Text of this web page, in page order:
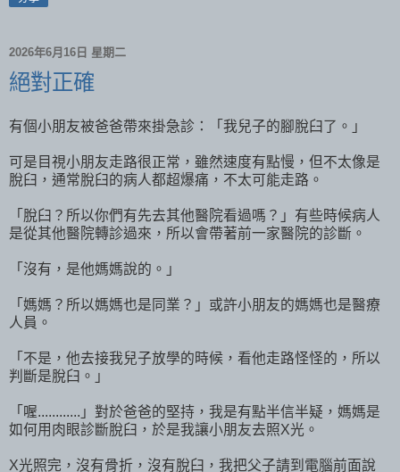
2026年6月16日 星期二
絕對正確
有個小朋友被爸爸帶來掛急診：「我兒子的腳脫臼了。」
可是目視小朋友走路很正常，雖然速度有點慢，但不太像是
脫臼，通常脫臼的病人都超爆痛，不太可能走路。
「脫臼？所以你們有先去其他醫院看過嗎？」有些時候病人
是從其他醫院轉診過來，所以會帶著前一家醫院的診斷。
「沒有，是他媽媽說的。」
「媽媽？所以媽媽也是同業？」或許小朋友的媽媽也是醫療
人員。
「不是，他去接我兒子放學的時候，看他走路怪怪的，所以
判斷是脫臼。」
「喔............」對於爸爸的堅持，我是有點半信半疑，媽媽是
如何用肉眼診斷脫臼，於是我讓小朋友去照X光。
X光照完，沒有骨折，沒有脫臼，我把父子請到電腦前面說